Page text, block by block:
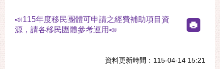
📣115年度移民團體可申請之經費補助項目資
源，請各移民團體參考運用📣
資料更新時間：115-04-14 15:21